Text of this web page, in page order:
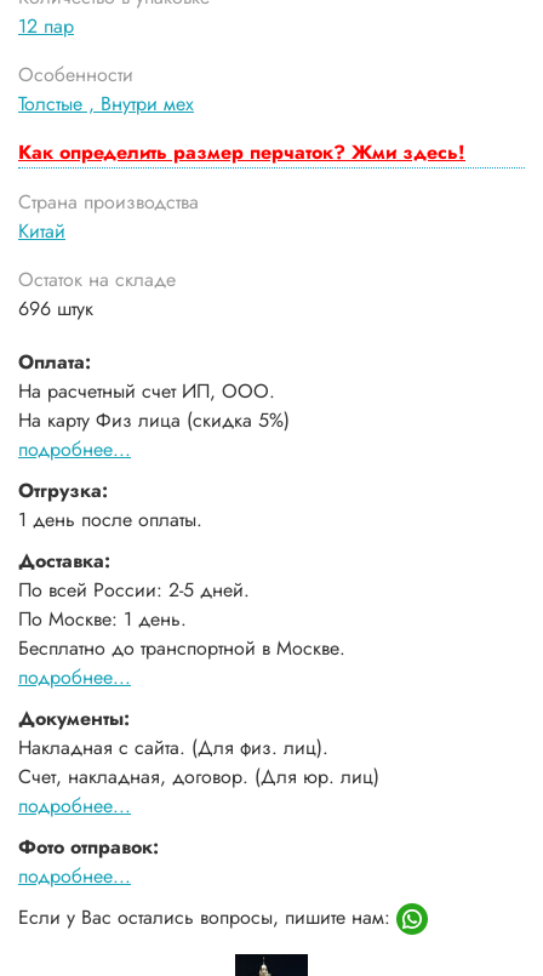
12 пар
Особенности
Толстые , Внутри мех
Как определить размер перчаток? Жми здесь!
Страна производства
Китай
Остаток на складе
696 штук
Оплата:
На расчетный счет ИП, ООО.
На карту Физ лица (скидка 5%)
подробнее...
Отгрузка:
1 день после оплаты.
Доставка:
По всей России: 2-5 дней.
По Москве: 1 день.
Бесплатно до транспортной в Москве.
подробнее...
Документы:
Накладная с сайта. (Для физ. лиц).
Счет, накладная, договор. (Для юр. лиц)
подробнее...
Фото отправок:
подробнее...
Если у Вас остались вопросы, пишите нам: